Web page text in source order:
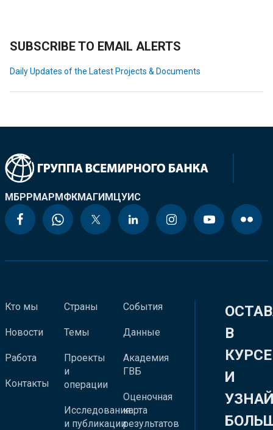
SUBSCRIBE TO EMAIL ALERTS
Daily Updates of the Latest Projects & Documents
МБРРМАРМФКМАГИМЦУИС
Кто мы
Новости
Работа
Контакты
Страны
Темы
Проекты
и
операции
Исследования
и публикации
События
Данные
Академия
ГВБ
Оценочная
карта
результатов
В
КУРСЕ
И